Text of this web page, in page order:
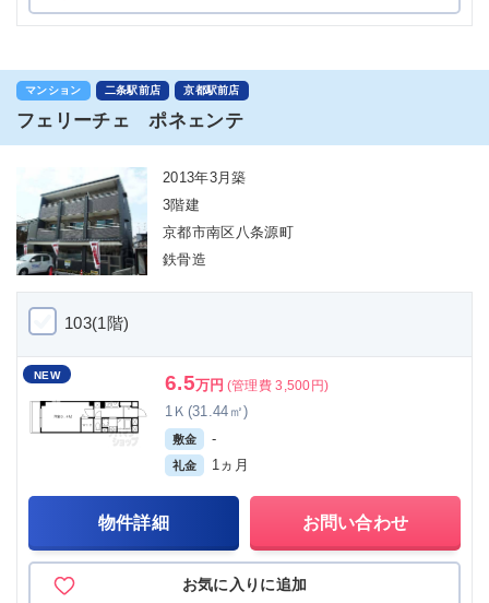
マンション 二条駅前店 京都駅前店
フェリーチェ ポネェンテ
2013年3月築
3階建
京都市南区八条源町
鉄骨造
103(1階)
NEW 6.5万円 (管理費 3,500円)
1Ｋ(31.44㎡)
敷金 -
礼金 1ヵ月
物件詳細 お問い合わせ
お気に入りに追加